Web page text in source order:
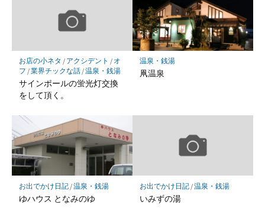
お店の小ネタ / アクシデント / オ
フ /業界チックな話/温泉・銭湯
サインポールの蛍光灯交換
をして頂く。
温泉・銭湯
凧温泉
お出でかけ日記/温泉・銭湯
ゆハウス となみのゆ
お出でかけ日記/温泉・銭湯
いみずの湯